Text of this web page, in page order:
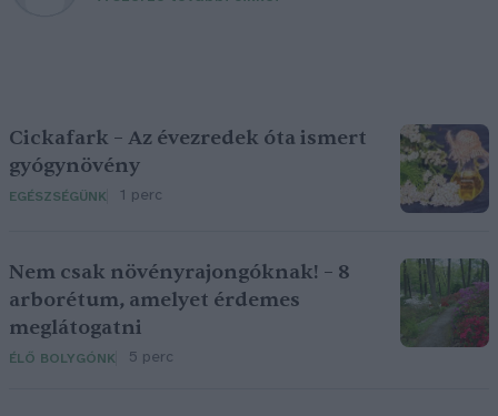
Cickafark – Az évezredek óta ismert
gyógynövény
EGÉSZSÉGÜNK 1 perc
Nem csak növényrajongóknak! – 8
arborétum, amelyet érdemes
meglátogatni
ÉLŐ BOLYGÓNK 5 perc